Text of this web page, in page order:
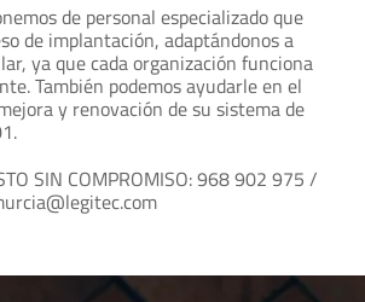
de personal especializado que
de implantación, adaptándonos a
ya que cada organización funciona
También podemos ayudarle en el
y renovación de su sistema de
SIN COMPROMISO: 968 902 975 /